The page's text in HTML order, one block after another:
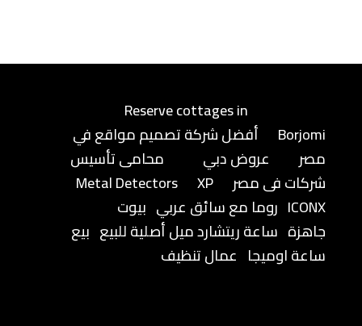
Reserve cottages in
Borjomi
أفضل شركة تصميم مواقع في
مصر
عروض دبي
محامى تأسيس
شركات فى مصر
Metal Detectors
XP
ICONX روما مع سائق عربي بيوت
جاهزة ساعة ريتشارد ميل أصلية للبيع بيع
ساعة اوميجا عمال تنظيف